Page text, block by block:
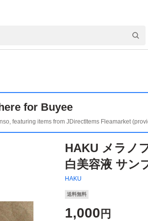
for Buyee
featuring items from JDirectItems Fleamarket
HAKU メラノ
白美容液 サン
HAKU
送料無料
1,000 円